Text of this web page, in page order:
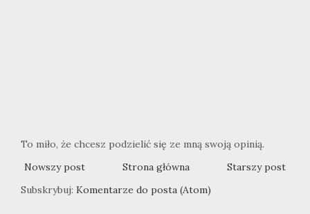
To miło, że chcesz podzielić się ze mną swoją opinią.
Nowszy post
Starszy post
Strona główna
Subskrybuj: Komentarze do posta (Atom)